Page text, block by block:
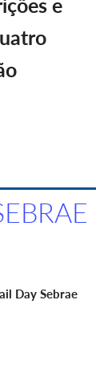
e
Day Sebrae